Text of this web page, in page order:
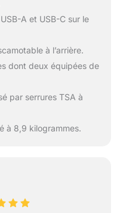
A et USB-C sur le
à l’arrière.
dont deux équipées de
par serrures TSA à
à 8,9 kilogrammes.